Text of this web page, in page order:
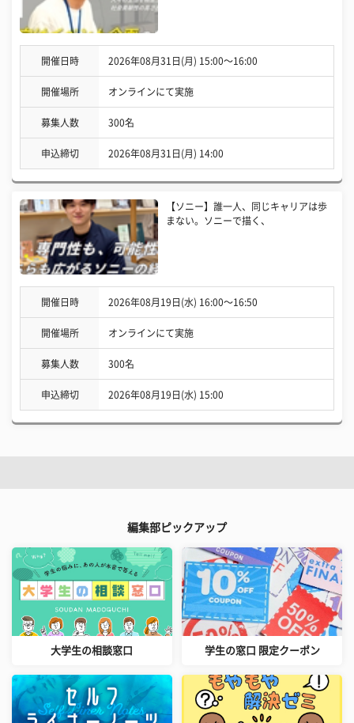
開催日時 2026年08月31日(月) 15:00〜16:00
開催場所 オンラインにて実施
募集人数 300名
申込締切 2026年08月31日(月) 14:00
【ソニー】誰一人、同じキャリアは歩
まない。ソニーで描く、
開催日時 2026年08月19日(水) 16:00〜16:50
開催場所 オンラインにて実施
募集人数 300名
申込締切 2026年08月19日(水) 15:00
編集部ピックアップ
大学生の相談窓口 学生の窓口 限定クーポン